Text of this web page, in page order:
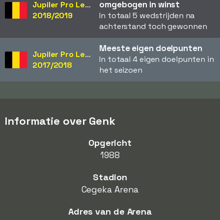
Jupiler Pro League
2018/2019
omgebogen in winst
In totaal 5 wedstrijden na
achterstand toch gewonnen
Jupiler Pro League
2017/2018
Meeste eigen doelpunten
In totaal 4 eigen doelpunten in
het seizoen
Informatie over Genk
Opgericht
1988
Stadion
Cegeka Arena
Adres van de Arena